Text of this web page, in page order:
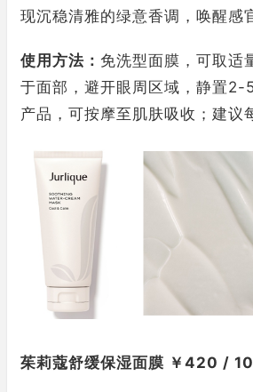
现沉稳清雅的绿意香调，唤醒感
使用方法： 免洗型面膜，可取适
于面部，避开眼周区域，静置2-
产品，可按摩至肌肤吸收；建议
茱莉蔻舒缓保湿面膜 ￥420 /